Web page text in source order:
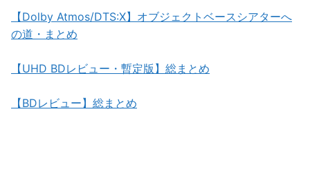
【Dolby Atmos/DTS:X】オブジェクトベースシアターへ
の道・まとめ
【UHD BDレビュー・暫定版】総まとめ
【BDレビュー】総まとめ